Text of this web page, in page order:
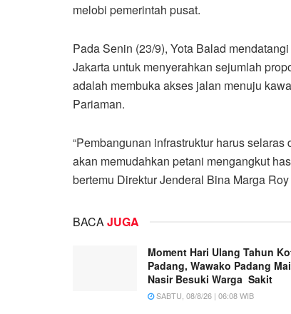
melobi pemerintah pusat.
Pada Senin (23/9), Yota Balad
Jakarta untuk menyerahkan sejumlah
adalah membuka akses jalan menuju
Pariaman.
“Pembangunan infrastruktur harus
akan memudahkan petani mengangkut
bertemu Direktur Jenderal Bina Marga
BACAJUGA
Moment Hari Ulang Tahun
Padang, Wawako Padang
Nasir Besuki Warga Sakit
SABTU, 08/8/26 | 06:08 WIB